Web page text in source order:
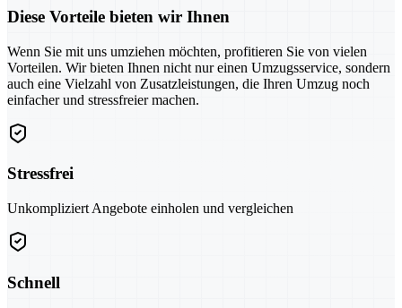
Diese Vorteile bieten wir Ihnen
Wenn Sie mit uns umziehen möchten, profitieren Sie von vielen
Vorteilen. Wir bieten Ihnen nicht nur einen Umzugsservice, sondern
auch eine Vielzahl von Zusatzleistungen, die Ihren Umzug noch
einfacher und stressfreier machen.
Stressfrei
Unkompliziert Angebote einholen und vergleichen
Schnell